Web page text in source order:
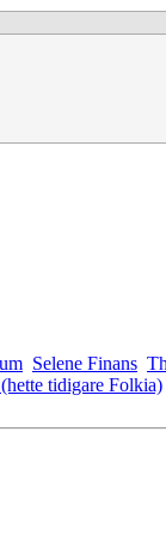
Selene Finans
tidigare Folkia)